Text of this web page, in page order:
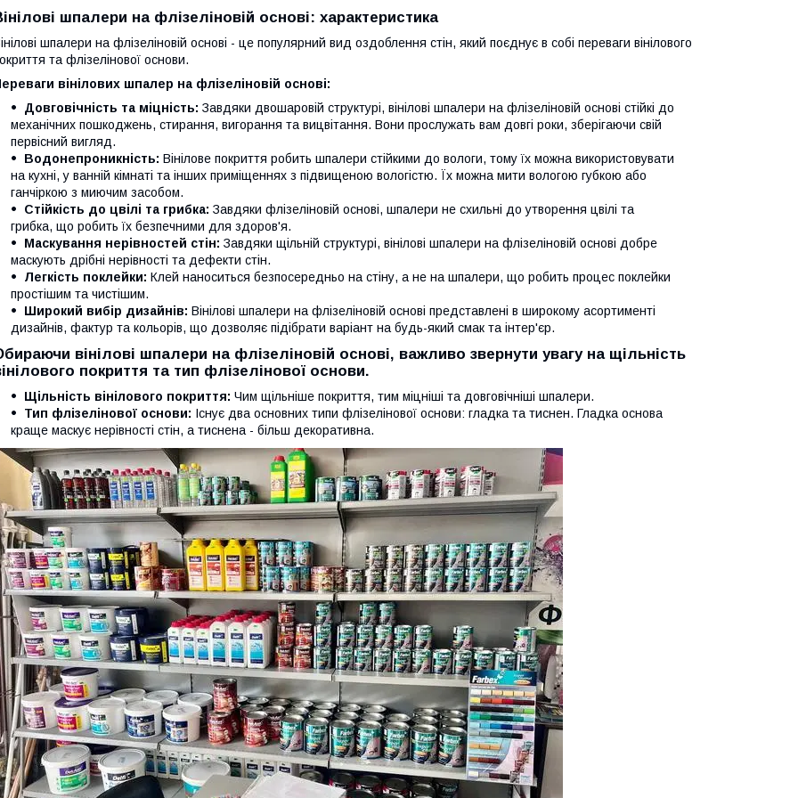
шпалери на флізеліновій основі: характеристика
шпалери на флізеліновій основі - це популярний вид оздоблення стін, який поєднує в собі переваги вінілового
та флізелінової основи.
вінілових шпалер на флізеліновій основі:
Довговічність та міцність: Завдяки двошаровій структурі, вінілові шпалери на флізеліновій основі стійкі до
механічних пошкоджень, стирання, вигорання та вицвітання. Вони прослужать вам довгі роки, зберігаючи свій
первісний вигляд.
Водонепроникність: Вінілове покриття робить шпалери стійкими до вологи, тому їх можна використовувати
на кухні, у ванній кімнаті та інших приміщеннях з підвищеною вологістю. Їх можна мити вологою губкою або
ганчіркою з миючим засобом.
Стійкість до цвілі та грибка: Завдяки флізеліновій основі, шпалери не схильні до утворення цвілі та
грибка, що робить їх безпечними для здоров'я.
Маскування нерівностей стін: Завдяки щільній структурі, вінілові шпалери на флізеліновій основі добре
маскують дрібні нерівності та дефекти стін.
Легкість поклейки: Клей наноситься безпосередньо на стіну, а не на шпалери, що робить процес поклейки
простішим та чистішим.
Широкий вибір дизайнів: Вінілові шпалери на флізеліновій основі представлені в широкому асортименті
дизайнів, фактур та кольорів, що дозволяє підібрати варіант на будь-який смак та інтер'єр.
вінілові шпалери на флізеліновій основі, важливо звернути увагу на щільність
покриття та тип флізелінової основи.
Щільність вінілового покриття: Чим щільніше покриття, тим міцніші та довговічніші шпалери.
Тип флізелінової основи: Існує два основних типи флізелінової основи: гладка та тиснен. Гладка основа
краще маскує нерівності стін, а тисненa - більш декоративна.